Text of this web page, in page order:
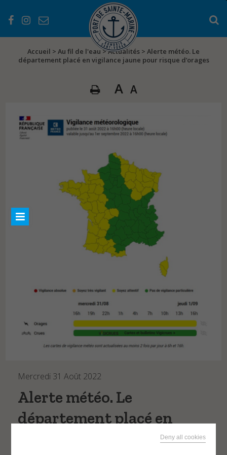
Accueil > Au fil de l'eau>Actualités > Alerte météo. Le
département placé en vigilance jaune pour risque d’orages
A A
Mercredi 31 Août 2022
Alerte météo. Le
département placé en
vigilance jaune pour
PRÉSENTATION
Les services
L’histoire du port
EN PRATIQUE
Les atouts du Port
Séjourner au Port
Règlementations
Marées
AU FIL DE L’EAU
WEBCAMS
CONTACT
Deny all cookies